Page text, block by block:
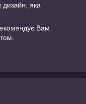
дизайн, яка
Вам